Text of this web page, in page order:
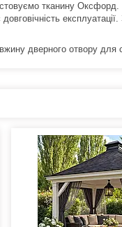
тканину Оксфорд.
дверного отвору для